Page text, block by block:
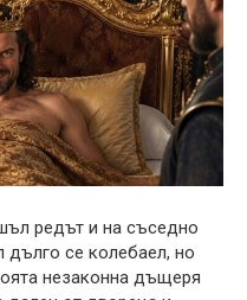
редът и на съседно
дълго се колебаел, но
незаконна дъщеря